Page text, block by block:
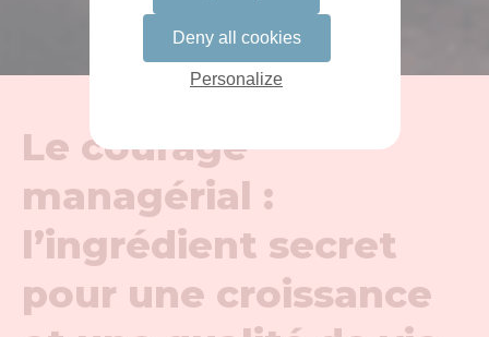
Le courage
managérial :
l’ingrédient secret
pour une croissance
Deny all cookies
Personalize